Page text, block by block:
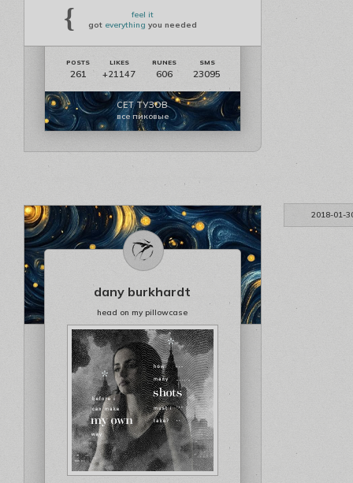
{
feel it
got everything you needed
261 +21147 606 23095
СЕТ ТУЗОВ
все пиковые
2018-01-
dany burkhardt
head on my pillowcase